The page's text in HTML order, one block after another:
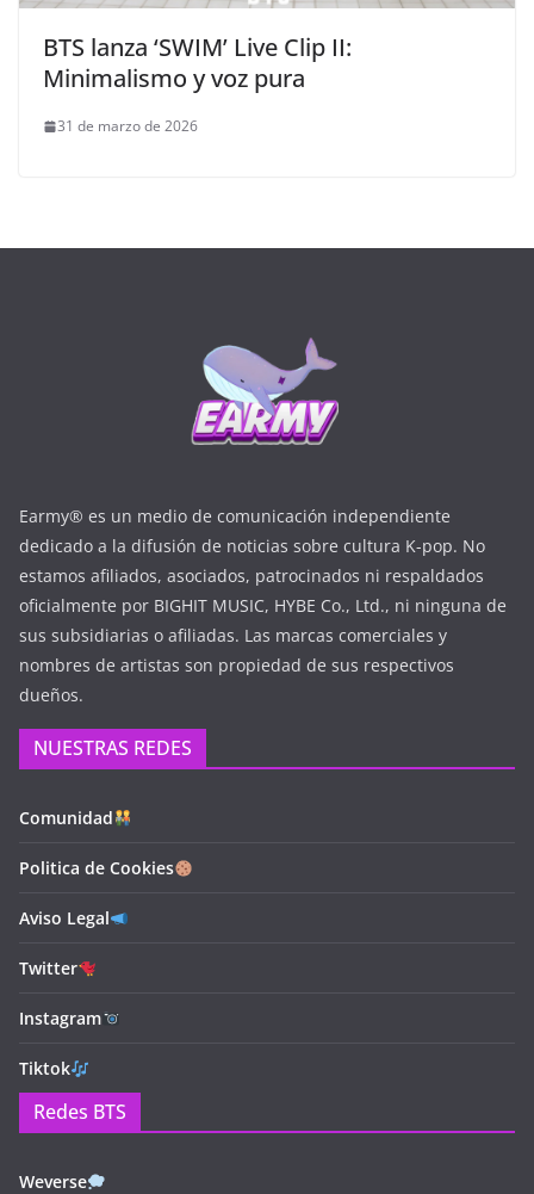
BTS lanza ‘SWIM’ Live Clip II:
Minimalismo y voz pura
31 de marzo de 2026
Earmy® es un medio de comunicación independiente
dedicado a la difusión de noticias sobre cultura K-pop. No
estamos afiliados, asociados, patrocinados ni respaldados
oficialmente por BIGHIT MUSIC, HYBE Co., Ltd., ni ninguna de
sus subsidiarias o afiliadas. Las marcas comerciales y
nombres de artistas son propiedad de sus respectivos
dueños.
NUESTRAS REDES
Comunidad
Politica de Cookies
Aviso Legal
Twitter
Instagram
Tiktok
Redes BTS
Weverse